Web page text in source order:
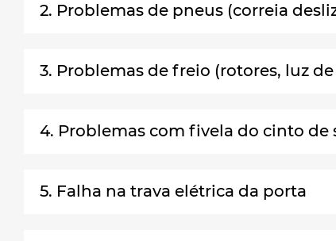
2. Problemas de pneus (correia
3. Problemas de freio (rotores, luz
4. Problemas com fivela do cinto de
5. Falha na trava elétrica da porta